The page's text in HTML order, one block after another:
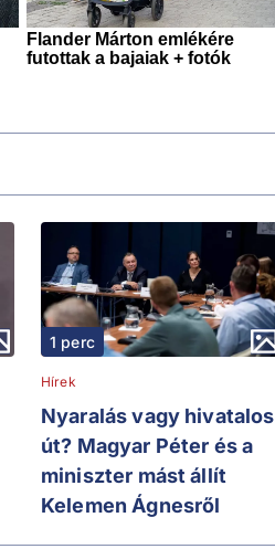
1 perc
Hírek
Nyaralás vagy hivatalos
út? Magyar Péter és a
miniszter mást állít
Kelemen Ágnesről